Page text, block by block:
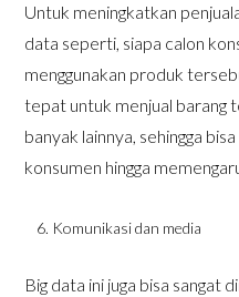
Untuk meningkatkan
data seperti, siapa calon
menggunakan produk
tepat untuk menjual barang
banyak lainnya, sehingga
konsumen hingga
Komunikasi dan media
Big data ini juga bisa sangat